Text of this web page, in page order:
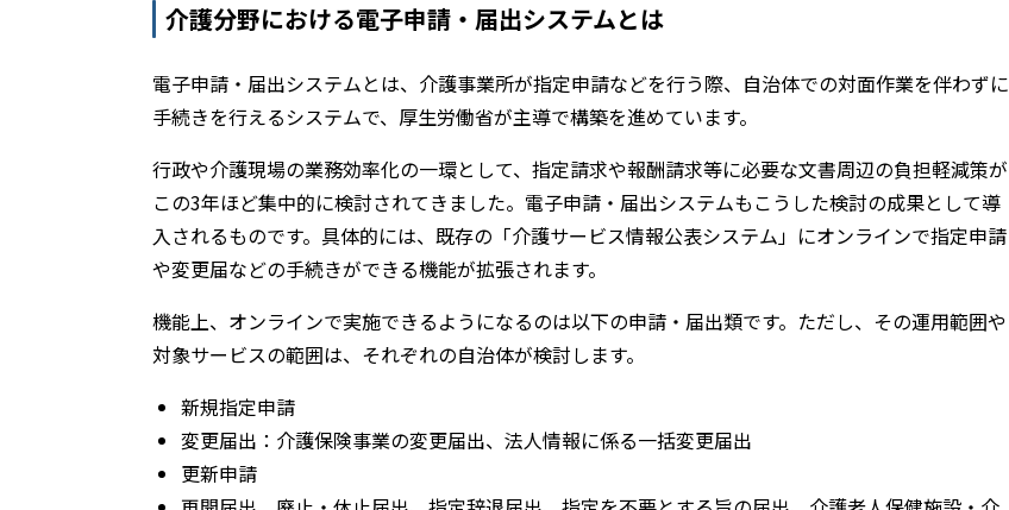
介護分野における電子申請・届出システムとは
電子申請・届出システムとは、介護事業所が指定申請などを行う際、自治体での対面作業を伴わずに
手続きを行えるシステムで、厚生労働省が主導で構築を進めています。
行政や介護現場の業務効率化の一環として、指定請求や報酬請求等に必要な文書周辺の負担軽減策が
この3年ほど集中的に検討されてきました。電子申請・届出システムもこうした検討の成果として導
入されるものです。具体的には、既存の「介護サービス情報公表システム」にオンラインで指定申請
や変更届などの手続きができる機能が拡張されます。
機能上、オンラインで実施できるようになるのは以下の申請・届出類です。ただし、その運用範囲や
対象サービスの範囲は、それぞれの自治体が検討します。
新規指定申請
変更届出：介護保険事業の変更届出、法人情報に係る一括変更届出
更新申請